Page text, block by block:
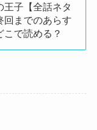
王子【全話ネタ
回までのあらす
こで読める？